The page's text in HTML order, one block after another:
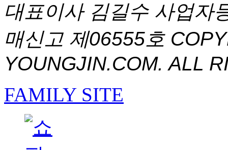
대표이사 김길수 사업자
매신고 제06555호
YOUNGJIN.COM. ALL
FAMILY SITE